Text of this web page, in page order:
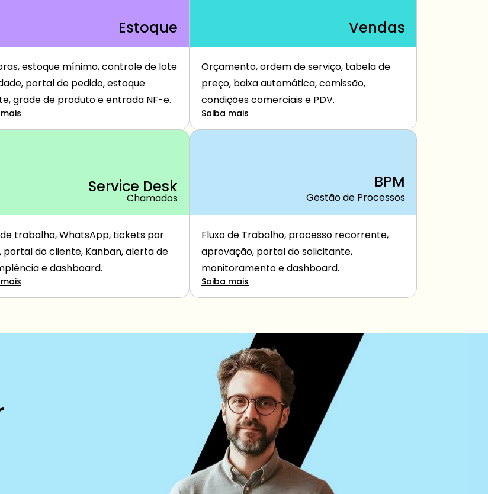
Estoque
estoque mínimo, controle de lote
portal de pedido, estoque
grade de produto e entrada NF-e.
Vendas
Orçamento, ordem de serviço, tabela de
preço, baixa automática, comissão,
condições comerciais e PDV.
Saiba mais
Service Desk
Chamados
de trabalho, WhatsApp, tickets por
portal do cliente, Kanban, alerta de
e dashboard.
BPM
Gestão de Processos
Fluxo de Trabalho, processo recorrente,
aprovação, portal do solicitante,
monitoramento e dashboard.
Saiba mais